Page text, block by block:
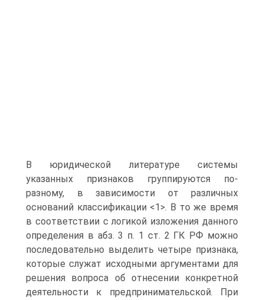
В юридической литературе системы
указанных признаков группируются по-
разному, в зависимости от различных
оснований классификации <1>. В то же время
в соответствии с логикой изложения данного
определения в абз. 3 п. 1 ст. 2 ГК РФ можно
последовательно выделить четыре признака,
которые служат исходными аргументами для
решения вопроса об отнесении конкретной
деятельности к предпринимательской. При